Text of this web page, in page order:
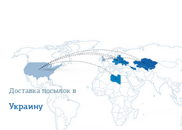
Доставка посылок в
Украину